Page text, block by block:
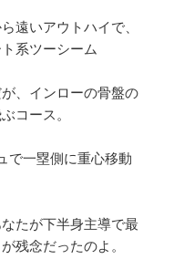
遠いアウトハイで、
系ツーシーム
、インローの骨盤の
コース。
で一塁側に重心移動
たが下半身主導で最
残念だったのよ。